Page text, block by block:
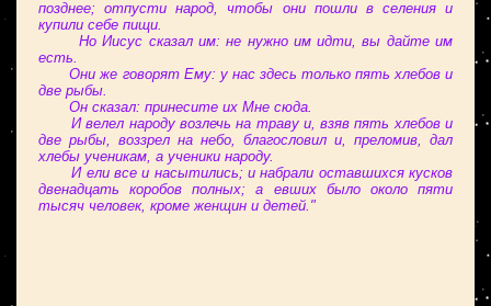
позднее; отпусти народ, чтобы они пошли в селения и
купили себе пищи.
Но Иисус сказал им: не нужно им идти, вы дайте им
есть.
Они же говорят Ему: у нас здесь только пять хлебов и
две рыбы.
Он сказал: принесите их Мне сюда.
И велел народу возлечь на траву и, взяв пять хлебов и
две рыбы, воззрел на небо, благословил и, преломив, дал
хлебы ученикам, а ученики народу.
И ели все и насытились; и набрали оставшихся кусков
двенадцать коробов полных; а евших было около пяти
тысяч человек, кроме женщин и детей."